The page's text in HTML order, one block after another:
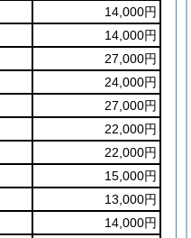
14,000円
14,000円
27,000円
24,000円
27,000円
22,000円
22,000円
15,000円
13,000円
14,000円